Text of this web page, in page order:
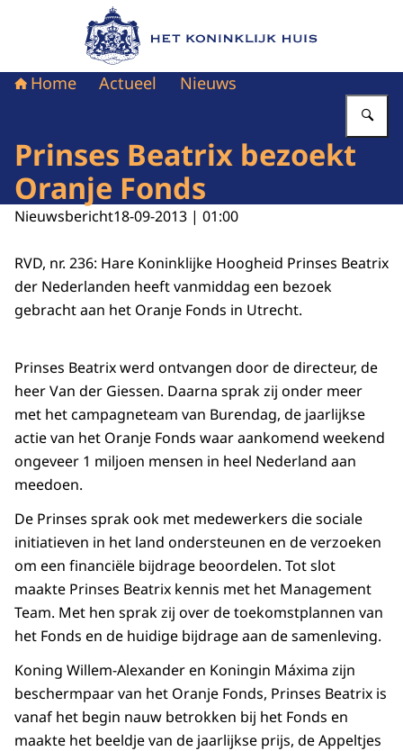
Naar de homepage van Het Koninklijk Huis
Home Actueel Nieuws
Prinses Beatrix bezoekt
Oranje Fonds
Nieuwsbericht18-09-2013 | 01:00
RVD, nr. 236: Hare Koninklijke Hoogheid Prinses Beatrix
der Nederlanden heeft vanmiddag een bezoek
gebracht aan het Oranje Fonds in Utrecht.
Prinses Beatrix werd ontvangen door de directeur, de
heer Van der Giessen. Daarna sprak zij onder meer
met het campagneteam van Burendag, de jaarlijkse
actie van het Oranje Fonds waar aankomend weekend
ongeveer 1 miljoen mensen in heel Nederland aan
meedoen.
De Prinses sprak ook met medewerkers die sociale
initiatieven in het land ondersteunen en de verzoeken
om een financiële bijdrage beoordelen. Tot slot
maakte Prinses Beatrix kennis met het Management
Team. Met hen sprak zij over de toekomstplannen van
het Fonds en de huidige bijdrage aan de samenleving.
Koning Willem-Alexander en Koningin Máxima zijn
beschermpaar van het Oranje Fonds, Prinses Beatrix is
vanaf het begin nauw betrokken bij het Fonds en
maakte het beeldje van de jaarlijkse prijs, de Appeltjes